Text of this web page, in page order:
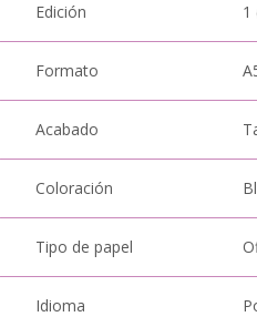
Edición 1
Formato
Acabado
Coloración
Tipo de papel
Idioma